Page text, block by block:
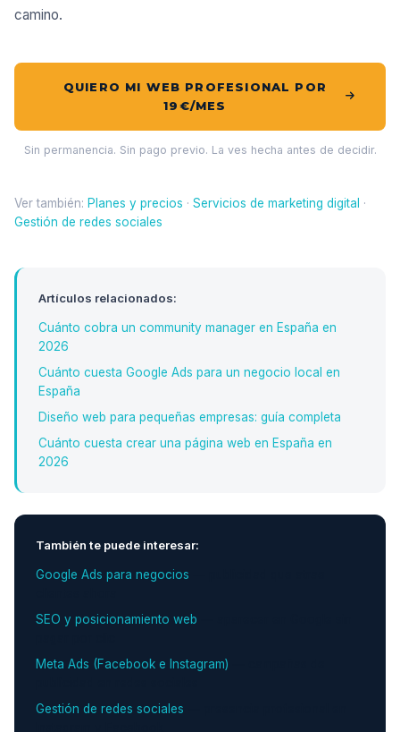
camino.
QUIERO MI WEB PROFESIONAL POR
19€/MES
Sin permanencia. Sin pago previo. La ves hecha antes de decidir.
Ver también: Planes y precios · Servicios de marketing digital ·
Gestión de redes sociales
Artículos relacionados:
Cuánto cobra un community manager en España en
2026
Cuánto cuesta Google Ads para un negocio local en
España
Diseño web para pequeñas empresas: guía completa
Cuánto cuesta crear una página web en España en
2026
También te puede interesar:
Google Ads para negocios
SEO y posicionamiento web
Meta Ads (Facebook e Instagram)
Gestión de redes sociales